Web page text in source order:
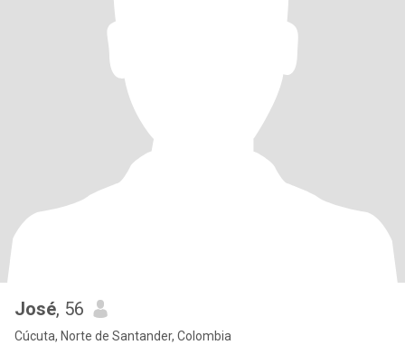
José, 56
Cúcuta, Norte de Santander, Colombia